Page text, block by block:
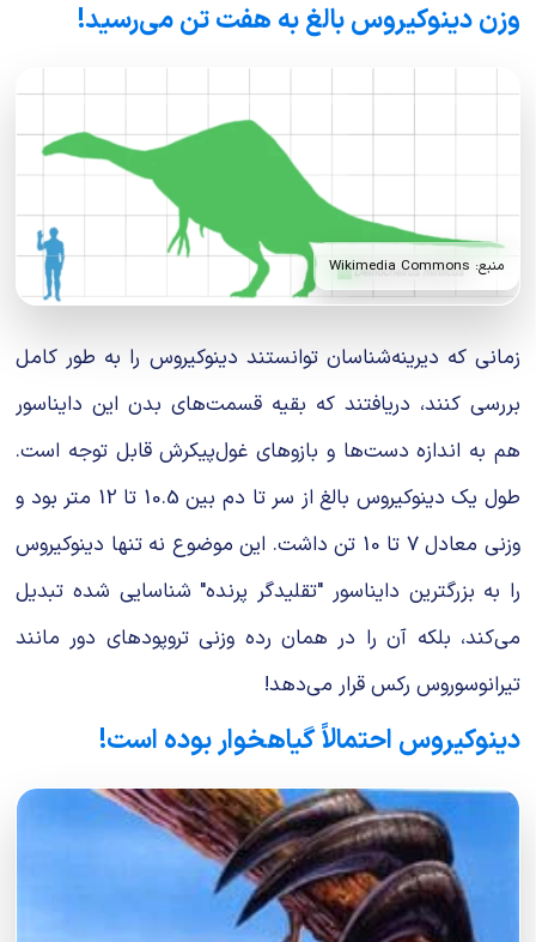
وزن دینوکیروس بالغ به هفت تن می‌رسید!
منبع: Wikimedia Commons
زمانی که دیرینه‌شناسان توانستند دینوکیروس را به طور کامل
بررسی کنند، دریافتند که بقیه قسمت‌های بدن این دایناسور
هم به اندازه دست‌ها و بازوهای غول‌پیکرش قابل توجه است.
طول یک دینوکیروس بالغ از سر تا دم بین 10.5 تا 12 متر بود و
وزنی معادل 7 تا 10 تن داشت. این موضوع نه تنها دینوکیروس
را به بزرگترین دایناسور "تقلیدگر پرنده" شناسایی شده تبدیل
می‌کند، بلکه آن را در همان رده وزنی تروپودهای دور مانند
تیرانوسوروس رکس قرار می‌دهد!
دینوکیروس احتمالاً گیاهخوار بوده است!